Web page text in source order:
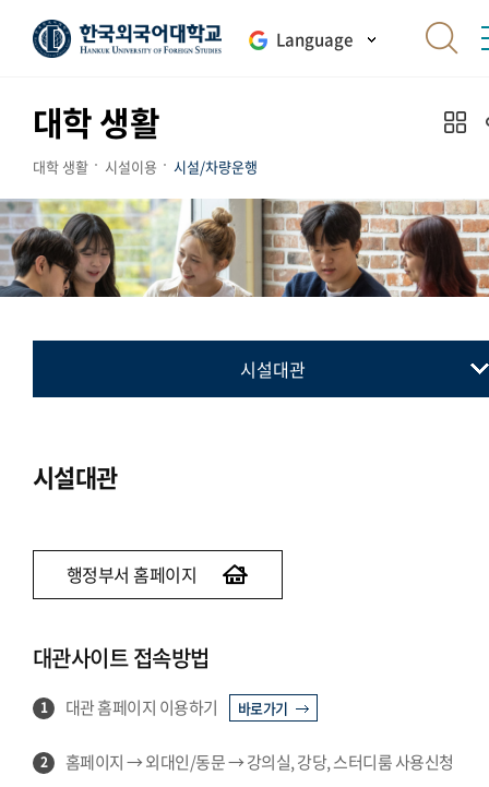
Language
대학 생활
대학 생활 시설이용 시설/차량운행
시설대관
시설대관
행정부서 홈페이지
대관사이트 접속방법
1 대관 홈페이지 이용하기 바로가기
2 홈페이지 → 외대인/동문 → 강의실, 강당, 스터디룸 사용신청